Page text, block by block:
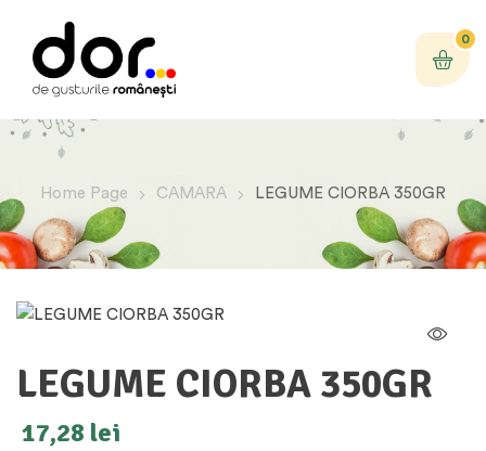
0
Home Page CAMARA LEGUME CIORBA 350GR
LEGUME CIORBA 350GR
17,28 lei